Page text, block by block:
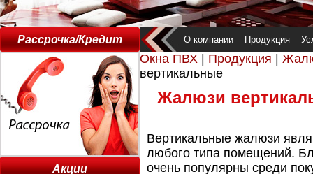
Рассрочка/Кредит О компании Продукция
Акции
Окна ПВХ Продукция
вертикальные
Жалюзи
Вертикальные жалюзи
любого типа помещений.
очень популярны среди